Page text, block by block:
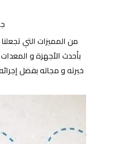
من المميزات التي
بأحدث الأجهزة و
خبرته و مجاله بفضل